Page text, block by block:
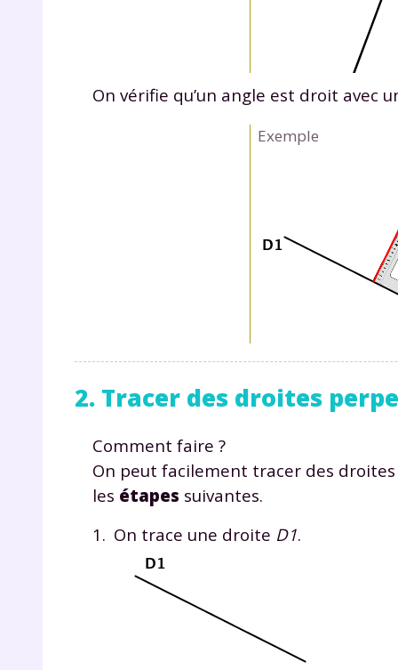
On vérifie qu’un angle est droit avec
Exemple
2. Tracer des droites
Comment faire ?
On peut facilement tracer des
les étapes suivantes.
On trace une droite D1.